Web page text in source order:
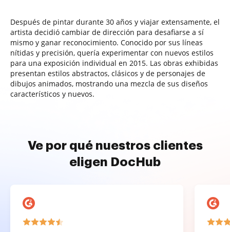
Después de pintar durante 30 años y viajar extensamente, el
artista decidió cambiar de dirección para desafiarse a sí
mismo y ganar reconocimiento. Conocido por sus líneas
nítidas y precisión, quería experimentar con nuevos estilos
para una exposición individual en 2015. Las obras exhibidas
presentan estilos abstractos, clásicos y de personajes de
dibujos animados, mostrando una mezcla de sus diseños
característicos y nuevos.
Ve por qué nuestros clientes
eligen DocHub